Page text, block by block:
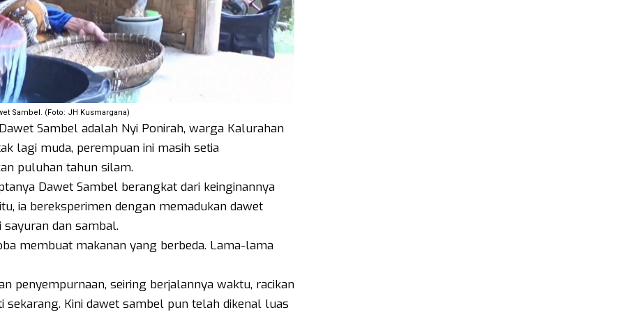
Sambel. (Foto: JH Kusmargana)
Sambel adalah Nyi Ponirah, warga Kalurahan
lagi muda, perempuan ini masih setia
puluhan tahun silam.
Dawet Sambel berangkat dari keinginannya
ia bereksperimen dengan memadukan dawet
dan sambal.
membuat makanan yang berbeda. Lama-lama
penyempurnaan, seiring berjalannya waktu, racikan
sekarang. Kini dawet sambel pun telah dikenal luas